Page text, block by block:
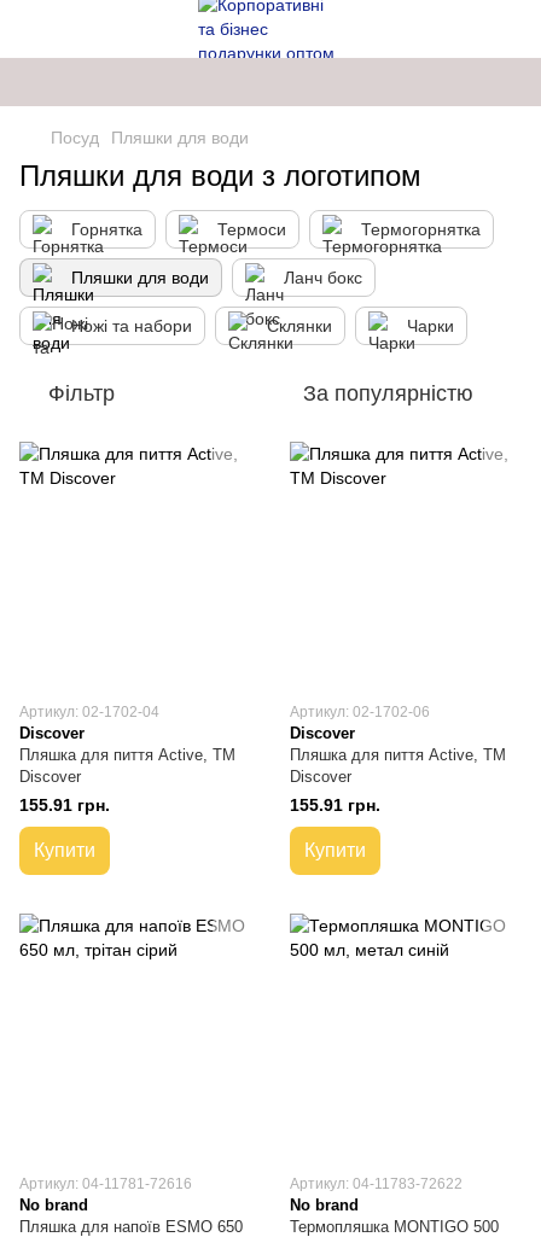
Посуд Пляшки для води
Пляшки для води з логотипом
Горнятка Термоси Термогорнятка
Пляшки для води Ланч бокс
Ножі та набори Склянки Чарки
Фільтр За популярністю
Артикул: 02-1702-04
Discover
Пляшка для пиття Active, ТМ
Discover
155.91 грн.
Купити
Артикул: 02-1702-06
Discover
Пляшка для пиття Active, ТМ
Discover
155.91 грн.
Купити
Артикул: 04-11781-72616
No brand
Пляшка для напоїв ESMO 650
Артикул: 04-11783-72622
No brand
Термопляшка MONTIGO 500